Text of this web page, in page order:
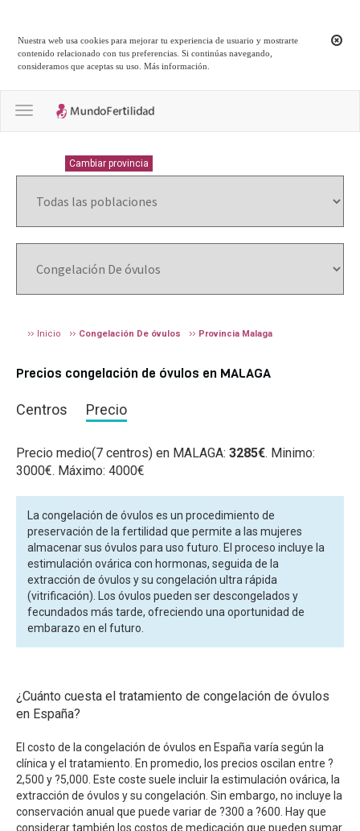
Nuestra web usa cookies para mejorar tu experiencia de usuario y mostrarte
contenido relacionado con tus preferencias. Si continúas navegando,
consideramos que aceptas su uso.Más información
Toggle navigation
Cambiar provincia
Inicio Congelación De óvulos Provincia Malaga
Precios congelación de óvulos en MALAGA
Centros Precio
Precio medio(7 centros) en MALAGA: 3285€. Minimo:
3000€. Máximo: 4000€
La congelación de óvulos es un procedimiento de
preservación de la fertilidad que permite a las mujeres
almacenar sus óvulos para uso futuro. El proceso incluye la
estimulación ovárica con hormonas, seguida de la
extracción de óvulos y su congelación ultra rápida
(vitrificación). Los óvulos pueden ser descongelados y
fecundados más tarde, ofreciendo una oportunidad de
embarazo en el futuro.
¿Cuánto cuesta el tratamiento de congelación de óvulos
en España?
El costo de la congelación de óvulos en España varía según la
clínica y el tratamiento. En promedio, los precios oscilan entre ?
2,500 y ?5,000. Este coste suele incluir la estimulación ovárica, la
extracción de óvulos y su congelación. Sin embargo, no incluye la
conservación anual que puede variar de ?300 a ?600. Hay que
considerar también los costos de medicación que pueden sumar